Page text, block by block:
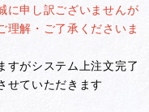
に申し訳ございませんが
理解・ご了承くださいま
すがシステム上注文完了
せていただきます